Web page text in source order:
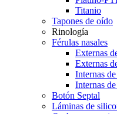
Titanio
Tapones de oído
Rinología
Férulas nasales
Externas
Externas
Internas
Internas
Botón Septal
Láminas de